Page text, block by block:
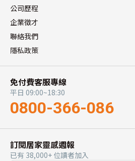
公司歷程
企業徵才
聯絡我們
隱私政策
免付費客服專線
平日 09:00~18:30
0800-366-086
訂閱居家靈感週報
已有 38,000+ 位讀者加入